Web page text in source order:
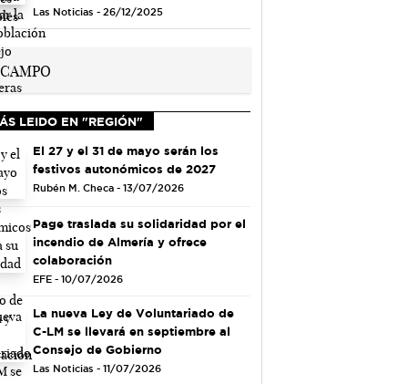
Las Noticias - 26/12/2025
LEIDO EN "REGIÓN"
El 27 y el 31 de mayo serán los
festivos autonómicos de 2027
Rubén M. Checa - 13/07/2026
Page traslada su solidaridad por el
incendio de Almería y ofrece
colaboración
EFE - 10/07/2026
La nueva Ley de Voluntariado de
C-LM se llevará en septiembre al
Consejo de Gobierno
Las Noticias - 11/07/2026